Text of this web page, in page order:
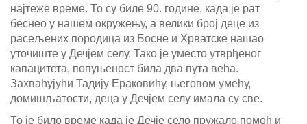
најтеже време. То су биле 90. године, када је рат
беснео у нашем окружењу, а велики број деце из
расељених породица из Босне и Хрватске нашао
уточиште у Дечјем селу. Тако је уместо утврђеног
капацитета, попуњеност била два пута већа.
Захваћујући Тадију Ераковићу, његовом умећу,
домишљатости, деца у Дечјем селу имала су све.
То је било време када је Дечје село пружало помоћ и